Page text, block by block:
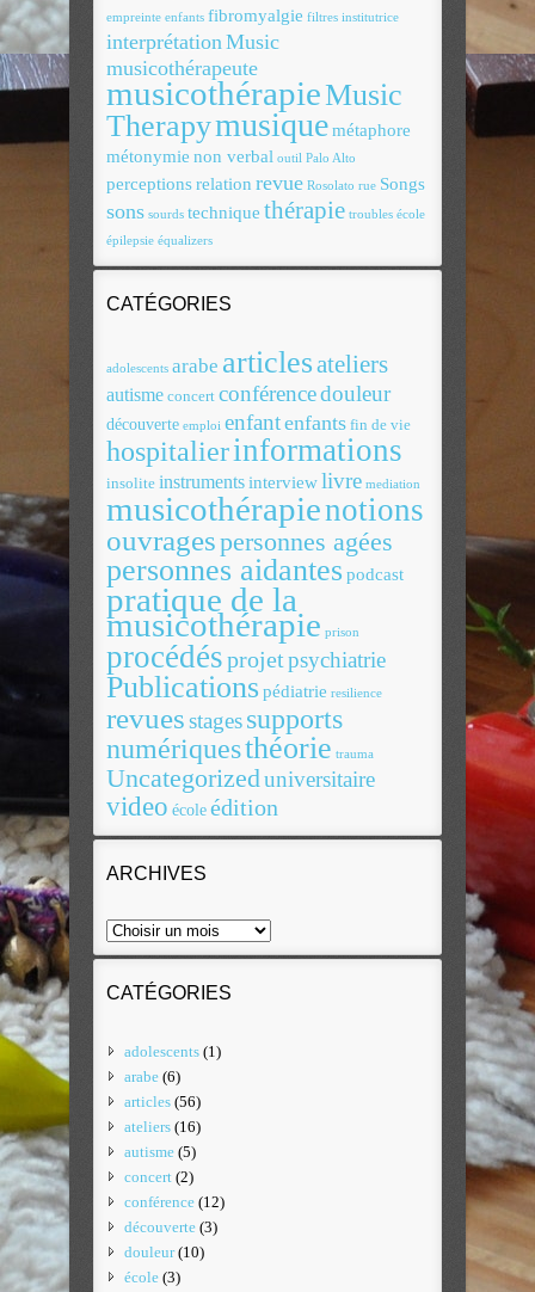
empreinte enfants fibromyalgie filtres institutrice
interprétationMusic
musicothérapeute
musicothérapieMusic
Therapymusiquemétaphore
métonymie non verbal outil Palo Alto
perceptionsrelation revue Rosolato rue Songs
sons sourds technique thérapie troubles école
épilepsie équalizers
CATÉGORIES
adolescents arabe articlesateliers
autisme concert conférencedouleur
découverte emploi enfantenfants fin de vie
hospitalierinformations
insolite instrumentsinterviewlivre mediation
musicothérapienotions
ouvragespersonnes agées
personnes aidantes podcast
pratique de la
musicothérapie prison
procédésprojetpsychiatrie
Publications pédiatrie resilience
revuesstagessupports
numériquesthéorie trauma
Uncategorizeduniversitaire
video école édition
ARCHIVES
CATÉGORIES
adolescents (1)
arabe (6)
articles (56)
ateliers (16)
autisme (5)
concert (2)
conférence (12)
découverte (3)
douleur(10)
école (3)